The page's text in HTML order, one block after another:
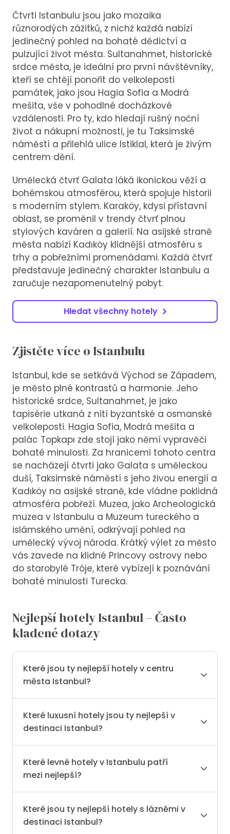
Čtvrti Istanbulu jsou jako mozaika
různorodých zážitků, z nichž každá nabízí
jedinečný pohled na bohaté dědictví a
pulzující život města. Sultanahmet, historické
srdce města, je ideální pro první návštěvníky,
kteří se chtějí ponořit do velkoleposti
památek, jako jsou Hagia Sofia a Modrá
mešita, vše v pohodlné docházkové
vzdálenosti. Pro ty, kdo hledají rušný noční
život a nákupní možnosti, je tu Taksimské
náměstí a přilehlá ulice Istiklal, která je živým
centrem dění.
Umělecká čtvrť Galata láká ikonickou věží a
bohémskou atmosférou, která spojuje historii
s moderním stylem. Karaköy, kdysi přístavní
oblast, se proměnil v trendy čtvrť plnou
stylových kaváren a galerií. Na asijské straně
města nabízí Kadıköy klidnější atmosféru s
trhy a pobřežními promenádami. Každá čtvrť
představuje jedinečný charakter Istanbulu a
zaručuje nezapomenutelný pobyt.
Hledat všechny hotely
Zjistěte více o Istanbulu
Istanbul, kde se setkává Východ se Západem,
je město plné kontrastů a harmonie. Jeho
historické srdce, Sultanahmet, je jako
tapisérie utkaná z nití byzantské a osmanské
velkoleposti. Hagia Sofia, Modrá mešita a
palác Topkapı zde stojí jako němí vypravěči
bohaté minulosti. Za hranicemi tohoto centra
se nacházejí čtvrti jako Galata s uměleckou
duší, Taksimské náměstí s jeho živou energií a
Kadıköy na asijské straně, kde vládne poklidná
atmosféra pobřeží. Muzea, jako Archeologická
muzea v Istanbulu a Muzeum tureckého a
islámského umění, odkrývají pohled na
umělecký vývoj národa. Krátký výlet za město
vás zavede na klidné Princovy ostrovy nebo
do starobylé Tróje, které vybízejí k poznávání
bohaté minulosti Turecka.
Nejlepší hotely Istanbul – Často
kladené dotazy
Které jsou ty nejlepší hotely v centru
města Istanbul?
Které luxusní hotely jsou ty nejlepší v
destinaci Istanbul?
Které levné hotely v Istanbulu patří
mezi nejlepší?
Které jsou ty nejlepší hotely s lázněmi v
destinaci Istanbul?